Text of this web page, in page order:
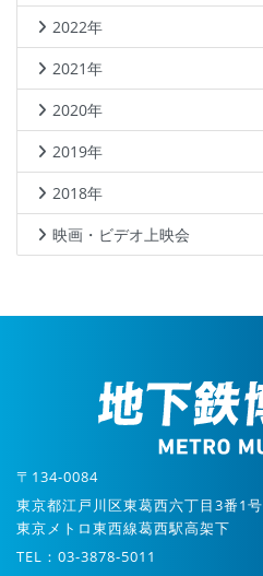
2022年
2021年
2020年
2019年
2018年
映画・ビデオ上映会
〒134-0084
東京都江戸川区東葛西六丁目3番1号
東京メトロ東西線葛西駅高架下
TEL：03-3878-5011